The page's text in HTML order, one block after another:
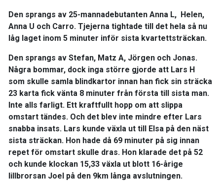
Den sprangs av 25-mannadebutanten Anna L, Helen,
Anna U och Carro. Tjejerna tightade till det hela så nu
låg laget inom 5 minuter inför sista kvartettsträckan.
Den sprangs av Stefan, Matz A, Jörgen och Jonas.
Några bommar, dock inga större gjorde att Lars H
som skulle samla blindkartor innan han fick sin sträcka
23 karta fick vänta 8 minuter från första till sista man.
Inte alls farligt. Ett kraftfullt hopp om att slippa
omstart tändes. Och det blev inte mindre efter Lars
snabba insats. Lars kunde växla ut till Elsa på den näst
sista sträckan. Hon hade då 69 minuter på sig innan
repet för omstart skulle dras. Hon klarade det på 52
och kunde klockan 15,33 växla ut blott 16-årige
lillbrorsan Joel på den 9km långa avslutningen.